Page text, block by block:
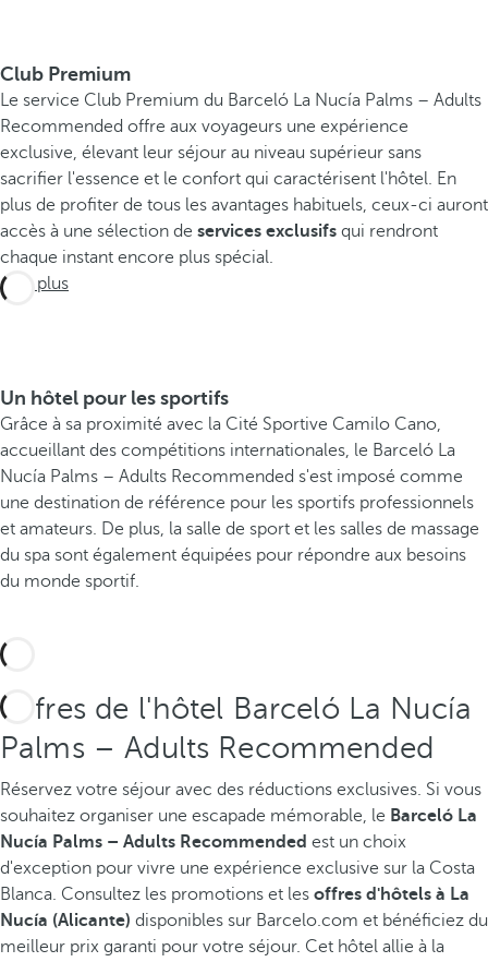
Club Premium
Le service Club Premium du Barceló La Nucía Palms – Adults
Recommended offre aux voyageurs une expérience
exclusive, élevant leur séjour au niveau supérieur sans
sacrifier l'essence et le confort qui caractérisent l'hôtel. En
plus de profiter de tous les avantages habituels, ceux-ci auront
accès à une sélection de services exclusifs qui rendront
chaque instant encore plus spécial.
Voir plus
Un hôtel pour les sportifs
Grâce à sa proximité avec la Cité Sportive Camilo Cano,
accueillant des compétitions internationales, le Barceló La
Nucía Palms – Adults Recommended s'est imposé comme
une destination de référence pour les sportifs professionnels
et amateurs. De plus, la salle de sport et les salles de massage
du spa sont également équipées pour répondre aux besoins
du monde sportif.
Offres de l'hôtel Barceló La Nucía
Palms – Adults Recommended
Réservez votre séjour avec des réductions exclusives. Si vous
souhaitez organiser une escapade mémorable, le Barceló La
Nucía Palms – Adults Recommended est un choix
d'exception pour vivre une expérience exclusive sur la Costa
Blanca. Consultez les promotions et les offres d'hôtels à La
Nucía (Alicante) disponibles sur Barcelo.com et bénéficiez du
meilleur prix garanti pour votre séjour. Cet hôtel allie à la